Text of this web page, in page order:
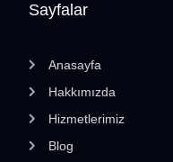
Sayfalar
Anasayfa
Hakkımızda
Hizmetlerimiz
Blog